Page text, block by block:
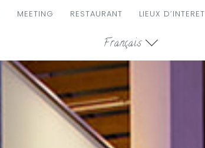
MEETING RESTAURANT LIEUX D’INTERET
Français